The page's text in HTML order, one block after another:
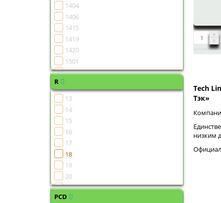
1404
1406
1415
1419
1420
1501
1502
1505
1507
1510
1513
1516
1518
R
13
14
15
16
17
18
19
20
21
22
PCD
Tech
Тэк»
низким